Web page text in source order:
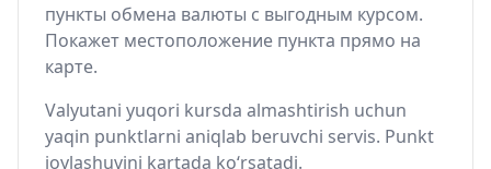
пункты обмена валюты с выгодным курсом.
Покажет местоположение пункта прямо на
карте.
Valyutani yuqori kursda almashtirish uchun
yaqin punktlarni aniqlab beruvchi servis. Punkt
joylashuvini kartada ko‘rsatadi.